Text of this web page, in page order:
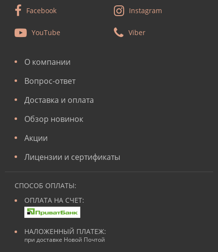
Facebook Instagram
YouTube Viber
О компании
Вопрос-ответ
Доставка и оплата
Обзор новинок
Акции
Лицензии и сертификаты
СПОСОБ ОПЛАТЫ:
ОПЛАТА НА СЧЕТ:
НАЛОЖЕННЫЙ ПЛАТЕЖ:
при доставке Новой Почтой